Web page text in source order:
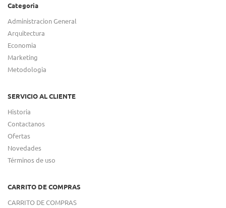
Categoria
Administracion General
Arquitectura
Economia
Marketing
Metodologia
SERVICIO AL CLIENTE
Historia
Contactanos
Ofertas
Novedades
Términos de uso
CARRITO DE COMPRAS
CARRITO DE COMPRAS